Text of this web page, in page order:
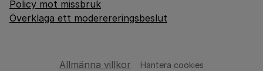
Policy mot missbruk
Överklaga ett moderereringsbeslut
Allmänna villkor Hantera cookies